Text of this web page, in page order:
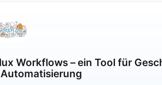
Workflows – ein Tool für